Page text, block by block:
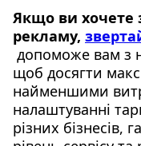
Якщо ви хочете
рекламу,
допоможе вам з
щоб досягти
найменшими
налаштуванні
різних бізнесів,